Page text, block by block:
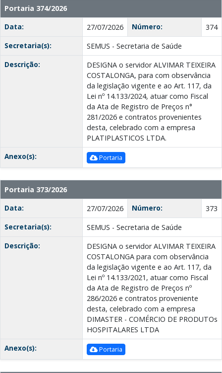
Portaria 374/2026
Data:
27/07/2026 Número:
374
Secretaria(s):
SEMUS - Secretaria de Saúde
Descrição:
DESIGNA o servidor ALVIMAR TEIXEIRA
COSTALONGA, para com observância
da legislação vigente e ao Art. 117, da
Lei nº 14.133/2024, atuar como Fiscal
da Ata de Registro de Preços n°
281/2026 e contratos provenientes
desta, celebrado com a empresa
PLATIPLASTICOS LTDA.
Anexo(s):
Portaria
Portaria 373/2026
Data:
27/07/2026 Número:
373
Secretaria(s):
SEMUS - Secretaria de Saúde
Descrição:
DESIGNA o servidor ALVIMAR TEIXEIRA
COSTALONGA para com observância
da legislação vigente e ao Art. 117, da
Lei nº 14.133/2021, atuar como Fiscal
da Ata de Registro de Preços nº
286/2026 e contratos proveniente
desta, celebrado com a empresa
DIMASTER - COMÉRCIO DE PRODUTOs
HOSPITALARES LTDA
Anexo(s):
Portaria